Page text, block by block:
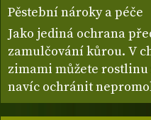
Pěstební nároky a péče
Jako jediná ochrana
zamulčování kůrou. V
zimami můžete rostlinu
navíc ochránit